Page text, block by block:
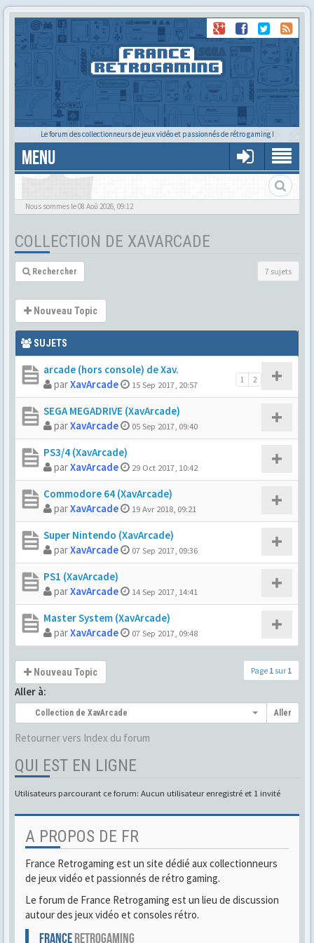
Le forum des collectionneurs de jeux vidéo et passionnés de rétro gaming !
MENU
La collec de XavArcade
Nous sommes le 08 Aoû 2026, 09:12
COLLECTION DE XAVARCADE
Rechercher 7 sujets
Nouveau Topic
SUJETS
arcade (hors console) de Xav.
1 2
parXavArcade 15 Sep 2017, 20:57
SEGA MEGADRIVE (XavArcade)
parXavArcade 05 Sep 2017, 09:40
PS3/4 (XavArcade)
parXavArcade 29 Oct 2017, 10:42
Commodore 64 (XavArcade)
parXavArcade 19 Avr 2018, 09:21
Super Nintendo (XavArcade)
parXavArcade 07 Sep 2017, 09:36
PS1 (XavArcade)
parXavArcade 14 Sep 2017, 14:41
Master System (XavArcade)
parXavArcade 07 Sep 2017, 09:48
Nouveau Topic Page 1 sur 1
Aller à:
Collection de XavArcade Aller
Retourner vers Index du forum
QUI EST EN LIGNE
Utilisateurs parcourant ce forum: Aucun utilisateur enregistré et 1 invité
A PROPOS DE FR
France Retrogaming est un site dédié aux collectionneurs
de jeux vidéo et passionnés de rétro gaming.
Le forum de France Retrogaming est un lieu de discussion
autour des jeux vidéo et consoles rétro.
FRANCERETROGAMING